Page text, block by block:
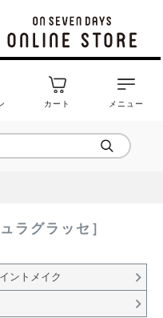
カート メニュー
ラグラッセ］
ントメイク